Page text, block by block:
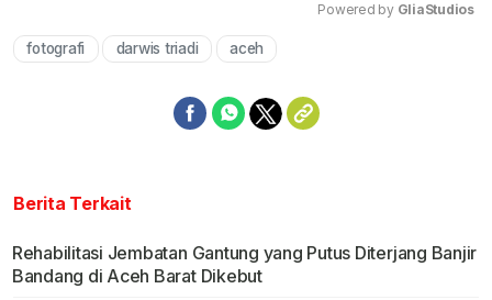
Powered by GliaStudios
fotografi darwis triadi aceh
Berita Terkait
Rehabilitasi Jembatan Gantung yang Putus Diterjang Banjir
Bandang di Aceh Barat Dikebut